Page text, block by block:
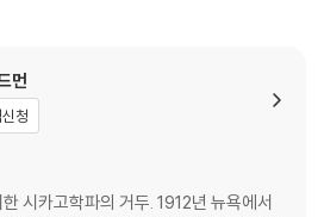
먼
청
시카고학파의 거두. 1912년 뉴욕에서